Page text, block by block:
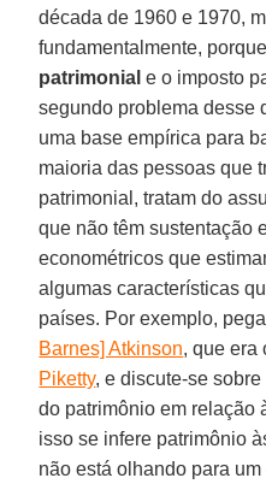
década de 1960 e 1970,
fundamentalmente, porque
patrimonial e o imposto
segundo problema desse
uma base empírica para
maioria das pessoas que
patrimonial, tratam do
que não têm sustentação
econométricos que
algumas características
países. Por exemplo,
Barnes] Atkinson, que era
Piketty, e discute-se
do patrimônio em relação
isso se infere patrimônio
não está olhando para um